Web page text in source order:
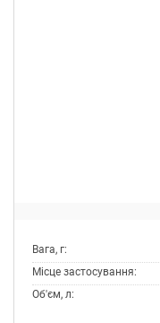
Вага, г:
Місце застосування:
Об'єм, л: